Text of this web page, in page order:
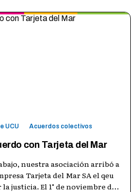
UCU Acuerdos colectivos
con Tarjeta del Mar
nuestra asociación arribó a
Tarjeta del Mar SA el qeu
justicia. El 1° de noviembre de